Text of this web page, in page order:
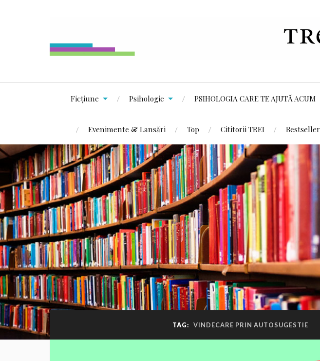
Ficțiune Psihologie PSIHOLOGIA CARE TE AJUTĂ ACUM
Evenimente & Lansări Top Cititorii TREI Bestseller
TAG: VINDECARE PRIN AUTOSUGESTIE